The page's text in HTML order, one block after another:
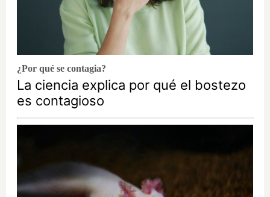
¿Por qué se contagia?
La ciencia explica por qué el bostezo
es contagioso